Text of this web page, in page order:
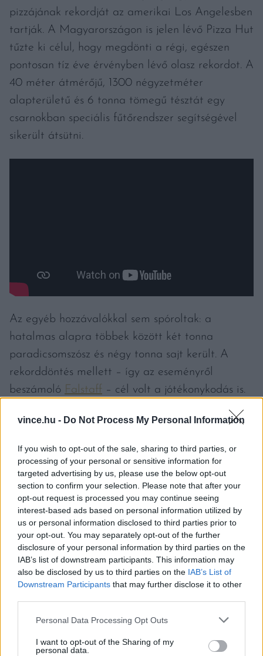
vince.hu - Do Not Process My Personal Information
If you wish to opt-out of the sale, sharing to third parties, or
processing of your personal or sensitive information for
targeted advertising by us, please use the below opt-out
section to confirm your selection. Please note that after your
opt-out request is processed you may continue seeing
interest-based ads based on personal information utilized by
us or personal information disclosed to third parties prior to
your opt-out. You may separately opt-out of the further
disclosure of your personal information by third parties on the
IAB’s list of downstream participants. This information may
also be disclosed by us to third parties on the IAB’s List of
Downstream Participants that may further disclose it to other
Please note that this website/app uses one or more Google
not limited to your visit or usage behaviour. You may click to
Personal Data Processing Opt Outs
I want to opt-out of the Sharing of my
personal data.
pizzájának rekordját az amerikai Los Angelesben
tartják. A Magyarországon is jelen lévő Pizza Hut
tűzte ki célul, hogy megdönti a régi, egészen
pontosan tíz éve érvényben lévő olasz rekordot. A
40 méter átmérőjű, 1300 négyzetméter
alapterületű és 6 tonna tömegű tésztát egy
csarnokban speciális fűtőrendszer segítségével
sikerült átsütni.
Az egyéb hozzávalókkal sem spóroltak: a
hatalmas alapra többek között két tonna
paradicsomszósz és négy tonna sajt került. A
rekorddöntés mellett – így az eseményről
beszámoló Falstaff – cél volt a jótékonykodás is.
A 68 ezer szeletet rászorulóknak osztották szét.
készült,az egyik legjobb
viszont – a világ egyik
legnagyobb, utazókat, turistákat segítő oldala
szerint – Budapesten.
Címlapfotó: Catia Climovich / Unsplash